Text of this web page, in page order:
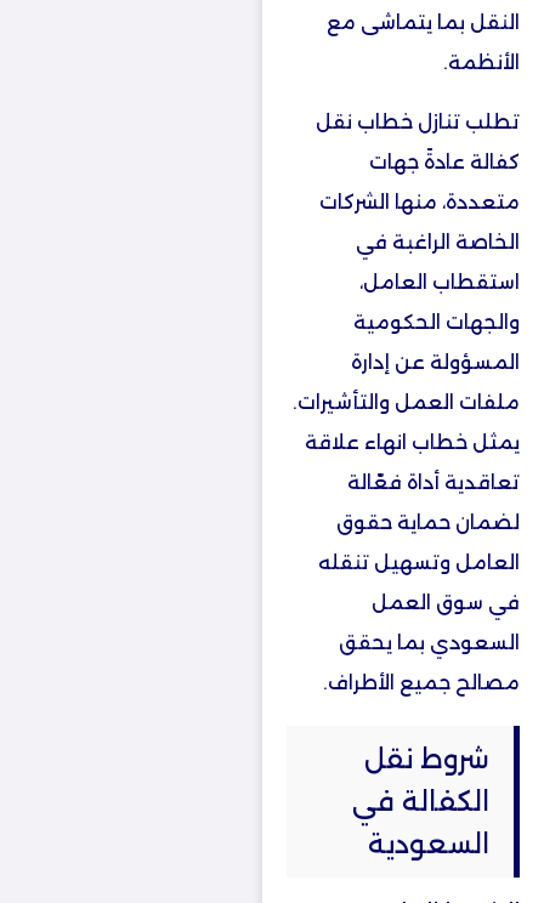
النقل بما يتماشى مع
الأنظمة.
تطلب تنازل خطاب نقل
كفالة​ عادةً جهات
متعددة، منها الشركات
الخاصة الراغبة في
استقطاب العامل،
والجهات الحكومية
المسؤولة عن إدارة
ملفات العمل والتأشيرات.
يمثل خطاب انهاء علاقة
تعاقدية أداة فعّالة
لضمان حماية حقوق
العامل وتسهيل تنقله
في سوق العمل
السعودي بما يحقق
مصالح جميع الأطراف.
شروط نقل
الكفالة في
السعودية